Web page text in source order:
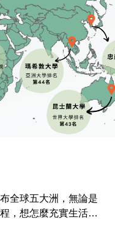
全球五大洲，無論是
，想怎麼充實生活，